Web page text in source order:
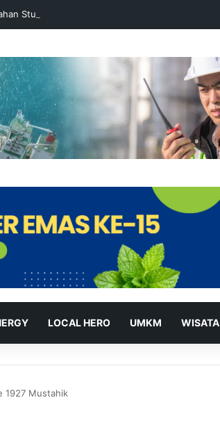
Stunting melalui Program Akar Ranting
LOCAL HERO UMKM WISATA
1927 Mustahik